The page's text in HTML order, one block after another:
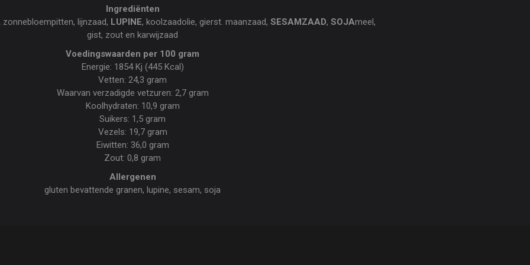
Ingrediënten
zonnebloempitten, lijnzaad, LUPINE, koolzaadolie, gierst. maanzaad, SESAMZAAD, SOJAmeel,
gist, zout en karwijzaad
Voedingswaarden per 100 gram
Energie: 1854 Kj (445 Kcal)
Vetten: 24,3 gram
Waarvan verzadigde vetzuren: 2,7 gram
Koolhydraten: 10,9 gram
Suikers: 1,5 gram
Vezels: 19,7 gram
Eiwitten: 36,0 gram
Zout: 0,8 gram
Allergenen
gluten bevattende granen, lupine, sesam, soja